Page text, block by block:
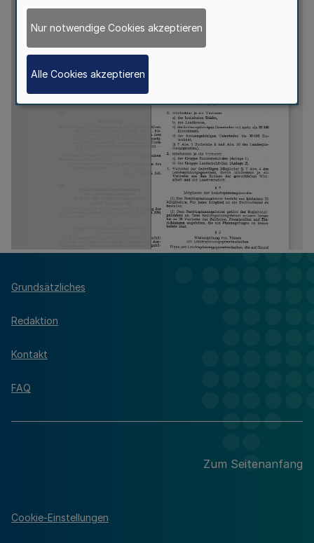
Grundsätzliches
Redaktion
Kontakt
FAQ
Zum Seitenanfang
Cookie-Einstellungen
Nur notwendige Cookies akzeptieren
Alle Cookies akzeptieren